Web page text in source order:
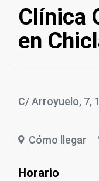
Clínica
en
C/ Arroyuelo, 7,
Cómo llegar
Horario